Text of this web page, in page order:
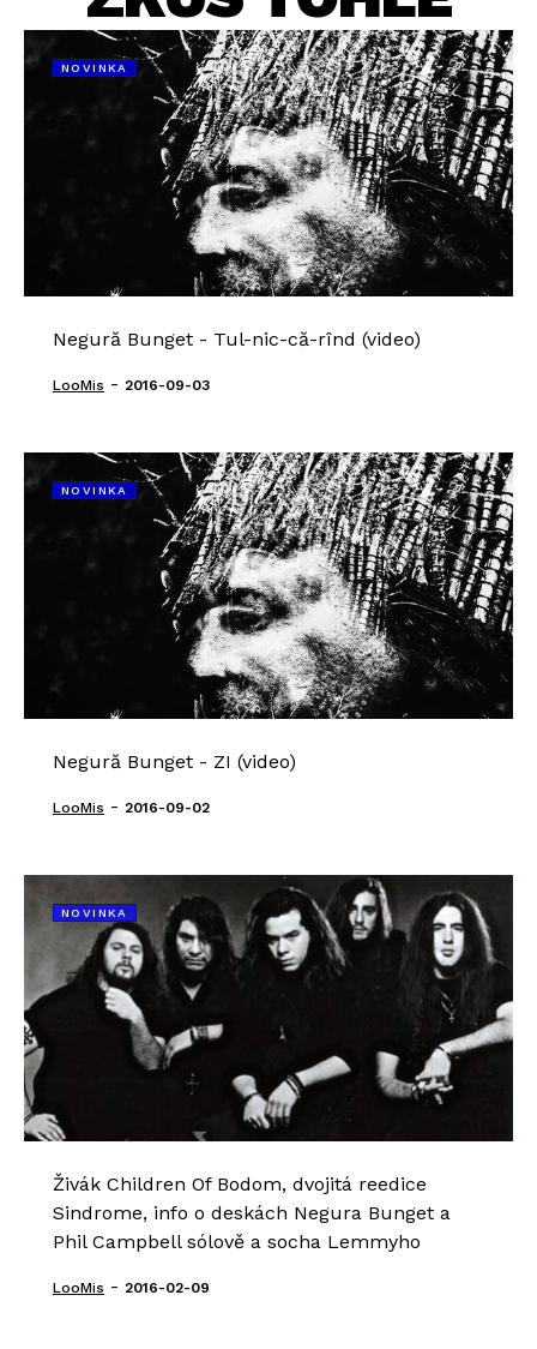
NOVINKA
Negură Bunget - Tul-nic-că-rînd (video)
LooMis - 2016-09-03
NOVINKA
Negură Bunget - ZI (video)
LooMis - 2016-09-02
NOVINKA
Živák Children Of Bodom, dvojitá reedice
Sindrome, info o deskách Negura Bunget a
Phil Campbell sólově a socha Lemmyho
LooMis - 2016-02-09